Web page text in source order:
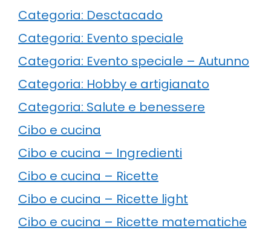
Categoria: Desctacado
Categoria: Evento speciale
Categoria: Evento speciale – Autunno
Categoria: Hobby e artigianato
Categoria: Salute e benessere
Cibo e cucina
Cibo e cucina – Ingredienti
Cibo e cucina – Ricette
Cibo e cucina – Ricette light
Cibo e cucina – Ricette matematiche